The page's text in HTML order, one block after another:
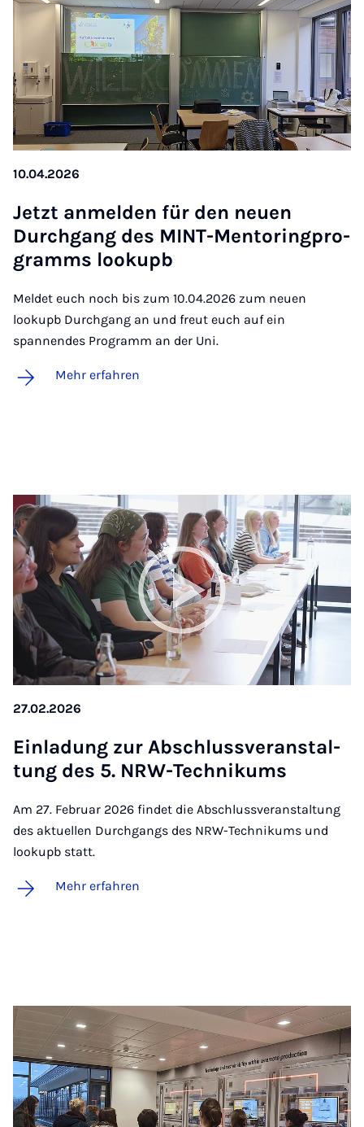
10.04.2026
Jetzt an­mel­den für den neu­en
Durch­gang des MINT-Men­to­ring­pro­
gramms loo­kupb
Meldet euch noch bis zum 10.04.2026 zum neuen
lookupb Durchgang an und freut euch auf ein
spannendes Programm an der Uni.
Mehr erfahren
27.02.2026
Ein­la­dung zur Ab­schluss­ver­an­stal­
tung des 5. NRW-Tech­ni­kums
Am 27. Februar 2026 findet die Abschlussveranstaltung
des aktuellen Durchgangs des NRW-Technikums und
lookupb statt.
Mehr erfahren